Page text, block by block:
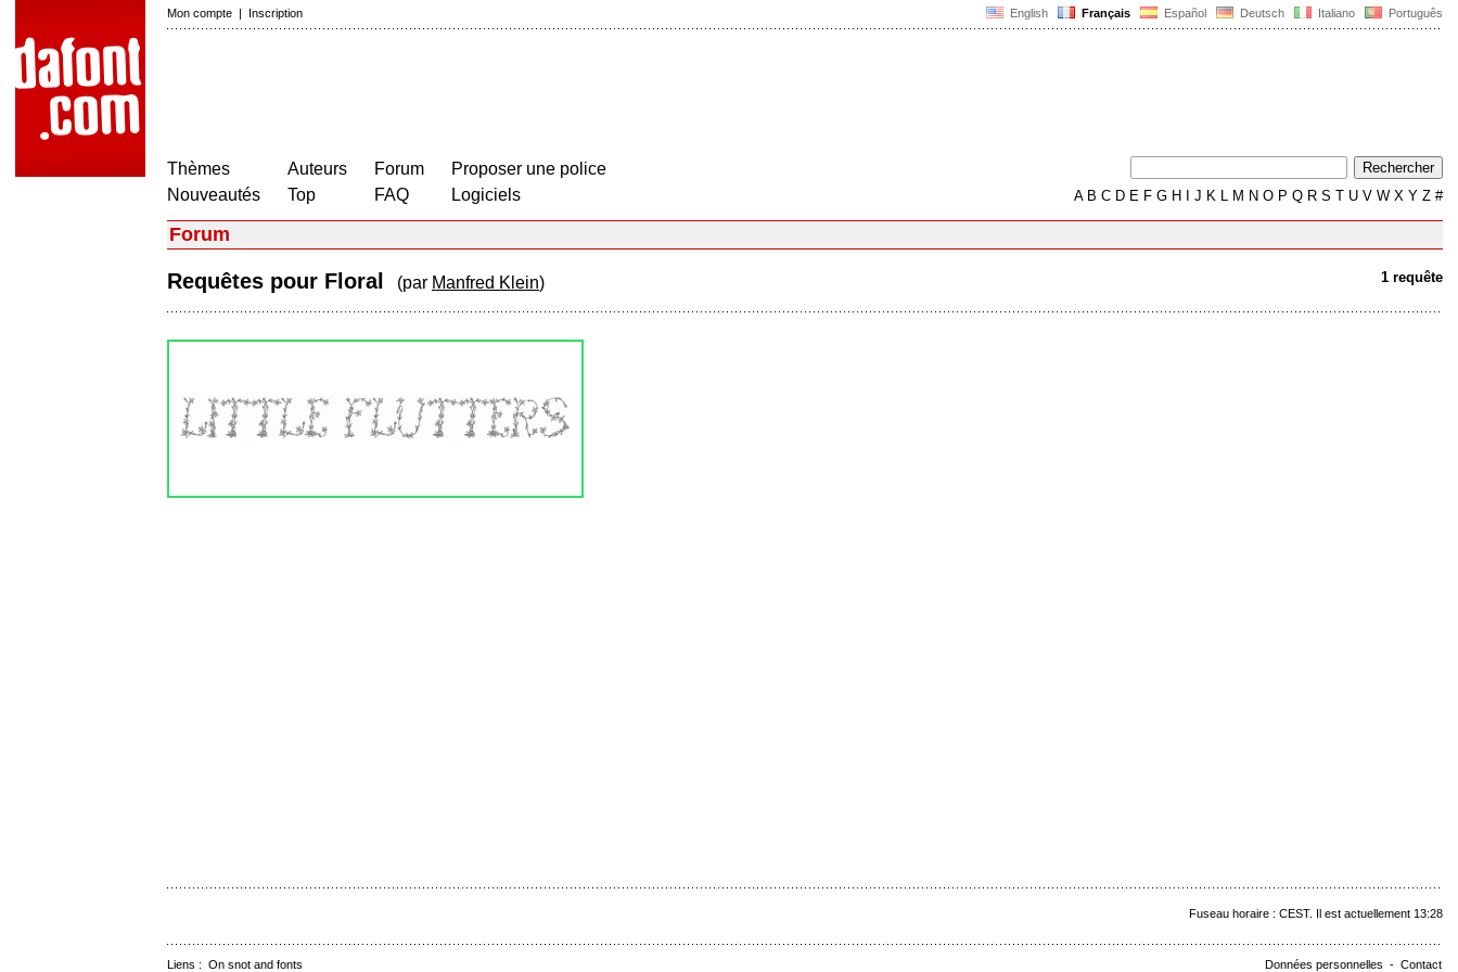
English Français Español Deutsch Italiano Português
Mon compte | Inscription
Thèmes
Nouveautés
Auteurs
Top
Forum
FAQ
Proposer une police
Logiciels
AB C D E F G H J K L M N O P Q R S T U V W X Y Z #
Forum
1 requête
Requêtes pour Floral (par Manfred Klein)
Fuseau horaire : CEST. Il est actuellement 13:28
Données personnelles - Contact
Liens : On snot and fonts